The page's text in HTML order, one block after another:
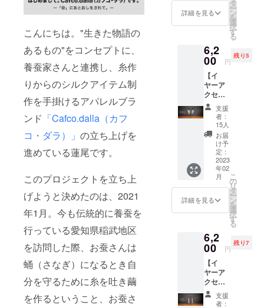
こんにちは。"生きた物語の
あるもの"をコンセプトに、
養蚕家さんと連携し、糸作
りからのシルクアイテム制
作を手掛けるアパレルブラ
ンド 「Cafco.dalla（カフ
コ・ダラ）」 の立ち上げを
進めている蓮尾です。
このプロジェクトを立ち上
げようと決めたのは、2021
年1月。今も伝統的に養蚕を
行っている愛知県稲武地区
を訪問した際、お蚕さんは
蛹（さなぎ）になるとき自
分を守るために糸を吐き繭
を作るということ、お蚕さ
Cafco.dalla
ものづくり
は、すべて
が生きてい
ます。そん
な生きた物
語を語るこ
とで、大事
なものが溢
れる社会を
めざしま
す。
づくり
を写真
におさ
ランド
の紹介
カード
５枚
セッ
ト。裏
にはそ
のス
トー
リーを
紹介し
ていま
す。
フォト
フレー
ムなど
におさ
とつと
してお
楽しみ
いただ
けるよ
うデザ
インし
ていま
詳細を見る
タ
ー
ン
を
選
択
す
る
6,2
00 円
残り5
【イ
ヤーア
クセサ
リー繭 -
MAYU-
】 繭を
花びら
に見立
ててデ
ザイン
したイ
ヤーア
クセサ
リー。
ひらり
と揺れ
繭独特
のフ
ワっと
したシ
ルクの
羽がエ
アリー
を演出
支援
者：
15人
お届
け予
定：
2023
年02
月
詳細を見る
こ
の
リ
タ
ー
ン
を
選
択
す
る
6,2
00 円
残り7
【イ
ヤーア
クセサ
リー糸 -
ITO- 】
支援
者：